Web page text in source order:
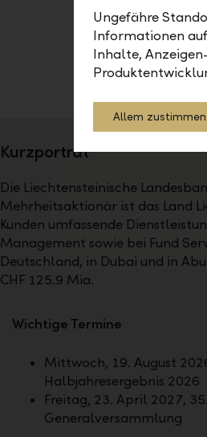
36 Kinder
spannende
Kurzporträt
Die Liechtensteinische
Mehrheitsaktionär ist das Land
Kunden umfassende
Management sowie bei Fund
Deutschland, in Dubai und in
CHF 125.9 Mia.
Wichtige Termine
Mittwoch, 19. August
Halbjahresergebnis 2026
Freitag, 23. April 2027,
Generalversammlung
Ungefähre
Informationen
Inhalte,
Allem zustimmen